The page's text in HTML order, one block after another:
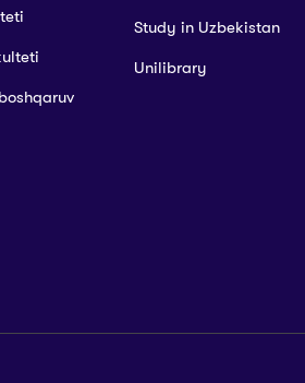
Study in Uzbekistan
Unilibrary